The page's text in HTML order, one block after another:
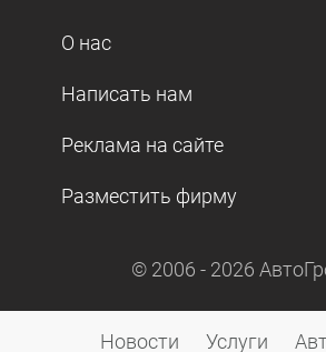
О нас
Написать нам
Реклама на сайте
Разместить фирму
© 2006 - 2026
Новости Услуги